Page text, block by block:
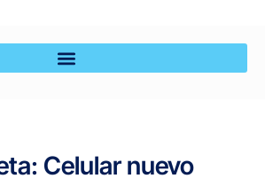
Celular nuevo